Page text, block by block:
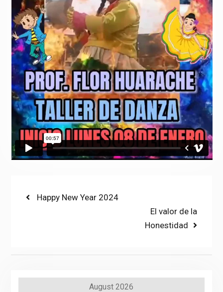
PostPrevious
Happy New Year 2024
Next
post:
El valor de la
Honestidad
August 2026